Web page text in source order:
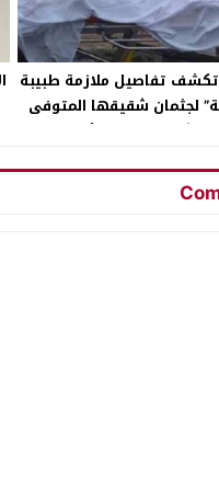
تكشف تفاصيل ملازمة طبيبة
لجثمان شقيقها المتوفى
داخل شقة بالتجمع الأول